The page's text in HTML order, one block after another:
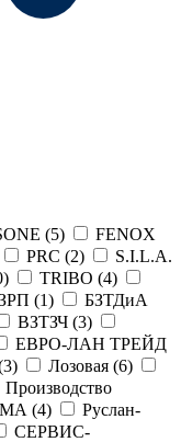
(5)
FENOX
PRC (2)
S.I.L.A.
TRIBO (4)
(1)
БЗТДиА
ВЗТЗЧ (3)
ЕВРО-ЛАН ТРЕЙД
Лозовая (6)
Производство
(4)
Руслан-
СЕРВИС-